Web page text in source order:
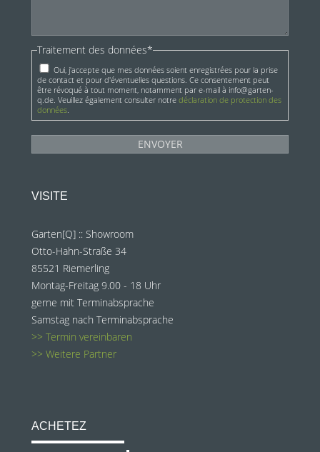
Traitement des données*
Oui, j'accepte que mes données soient enregistrées pour la prise
de contact et pour d'éventuelles questions. Ce consentement peut
être révoqué à tout moment, notamment par e-mail à info@garten-
q.de. Veuillez également consulter notre déclaration de protection des
données.
VISITE
Garten[Q] :: Showroom
Otto-Hahn-Straße 34
85521 Riemerling
Montag-Freitag 9.00 - 18 Uhr
gerne mit Terminabsprache
Samstag nach Terminabsprache
>> Termin vereinbaren
>> Weitere Partner
ACHETEZ